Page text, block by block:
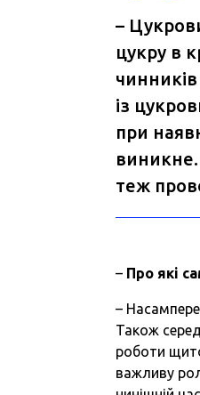
–
цукру в
із
при
виникне.
теж
– Про які
–
Також
роботи
важливу